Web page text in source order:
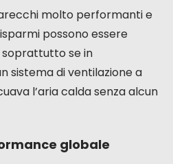
fare meno sforzi per
la temperatura
che questi risparmi
il 10% sulla vostra
Naturalmente, questa
in funzione di diversi